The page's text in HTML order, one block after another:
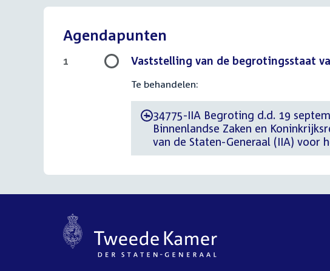
Agendapunten
Vaststelling van de begrotingsstaat
Te behandelen:
-34775-IIA Begroting d.d. 19
Binnenlandse Zaken en
van de Staten-Generaal (IIA) voor
1